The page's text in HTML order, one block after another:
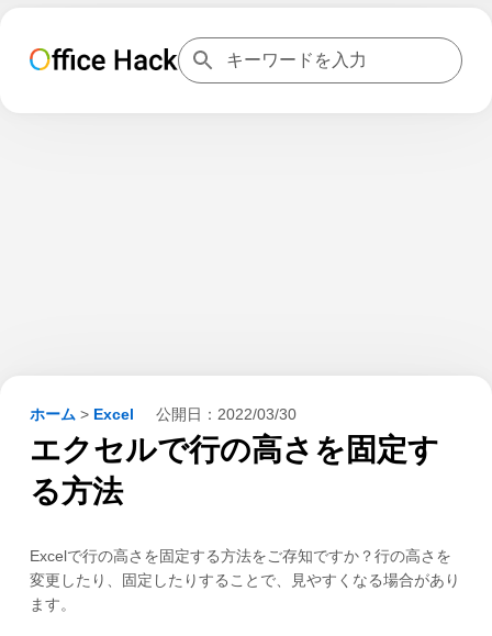
ホーム > Excel 公開日： 2022/03/30
エクセルで行の高さを固定す
る方法
Excelで行の高さを固定する方法をご存知ですか？行の高さを
変更したり、固定したりすることで、見やすくなる場合があり
ます。